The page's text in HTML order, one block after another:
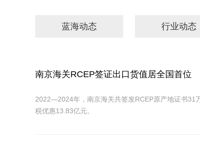
蓝海动态 行业动态
南京海关RCEP签证出口货值居全国首位
2022—2024年，南京海关共签发RCEP原产地证书31
税优惠13.83亿元。